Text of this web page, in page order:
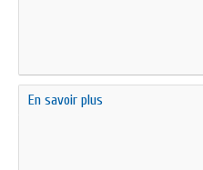
En savoir plus